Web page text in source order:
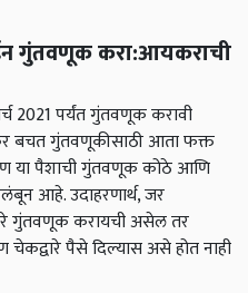
गुंतवणूक करा:आयकराची
2021 पर्यंत गुंतवणूक करावी
बचत गुंतवणूकीसाठी आता फक्त
या पैशाची गुंतवणूक कोठे आणि
आहे. उदाहरणार्थ, जर
गुंतवणूक करायची असेल तर
पैसे दिल्यास असे होत नाही